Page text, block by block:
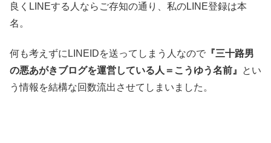
良くLINEする人ならご存知の通り、私のLINE登録は本
名。
何も考えずにLINEIDを送ってしまう人なので 『三十路男
の悪あがきブログを運営している人＝こうゆう名前』
とい
う情報を結構な回数流出させてしまいました。